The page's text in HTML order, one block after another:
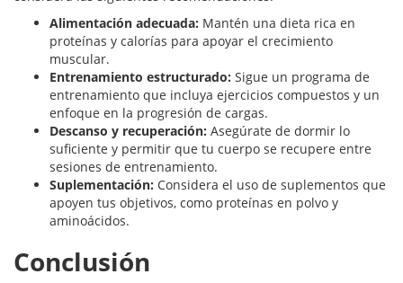
Alimentación adecuada: Mantén una dieta rica en
proteínas y calorías para apoyar el crecimiento
muscular.
Entrenamiento estructurado: Sigue un programa de
entrenamiento que incluya ejercicios compuestos y un
enfoque en la progresión de cargas.
Descanso y recuperación: Asegúrate de dormir lo
suficiente y permitir que tu cuerpo se recupere entre
sesiones de entrenamiento.
Suplementación: Considera el uso de suplementos que
apoyen tus objetivos, como proteínas en polvo y
aminoácidos.
Conclusión